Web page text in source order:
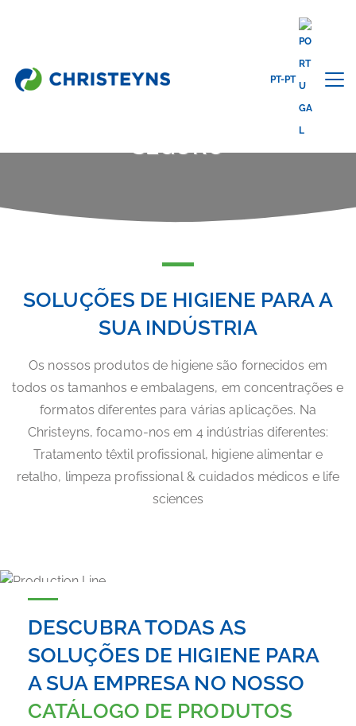
PT-PT
Home Soluções Manter tudo limpo e seguro
MANTER TUDO LIMPO E
SEGURO
SOLUÇÕES DE HIGIENE PARA A
SUA INDÚSTRIA
Os nossos produtos de higiene são fornecidos em
todos os tamanhos e embalagens, em concentrações e
formatos diferentes para várias aplicações. Na
Christeyns, focamo-nos em 4 indústrias diferentes:
Tratamento têxtil profissional, higiene alimentar e
retalho, limpeza profissional & cuidados médicos e life
sciences
DESCUBRA TODAS AS
SOLUÇÕES DE HIGIENE PARA
A SUA EMPRESA NO NOSSO
CATÁLOGO DE PRODUTOS